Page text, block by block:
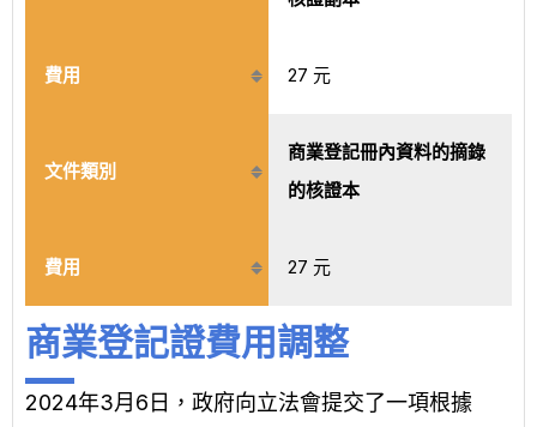
費用 27 元
文件類別
商業登記冊內資料的摘錄
的核證本​
費用 27 元
商業登記證費用調整
2024年3月6日，政府向立法會提交了一項根據